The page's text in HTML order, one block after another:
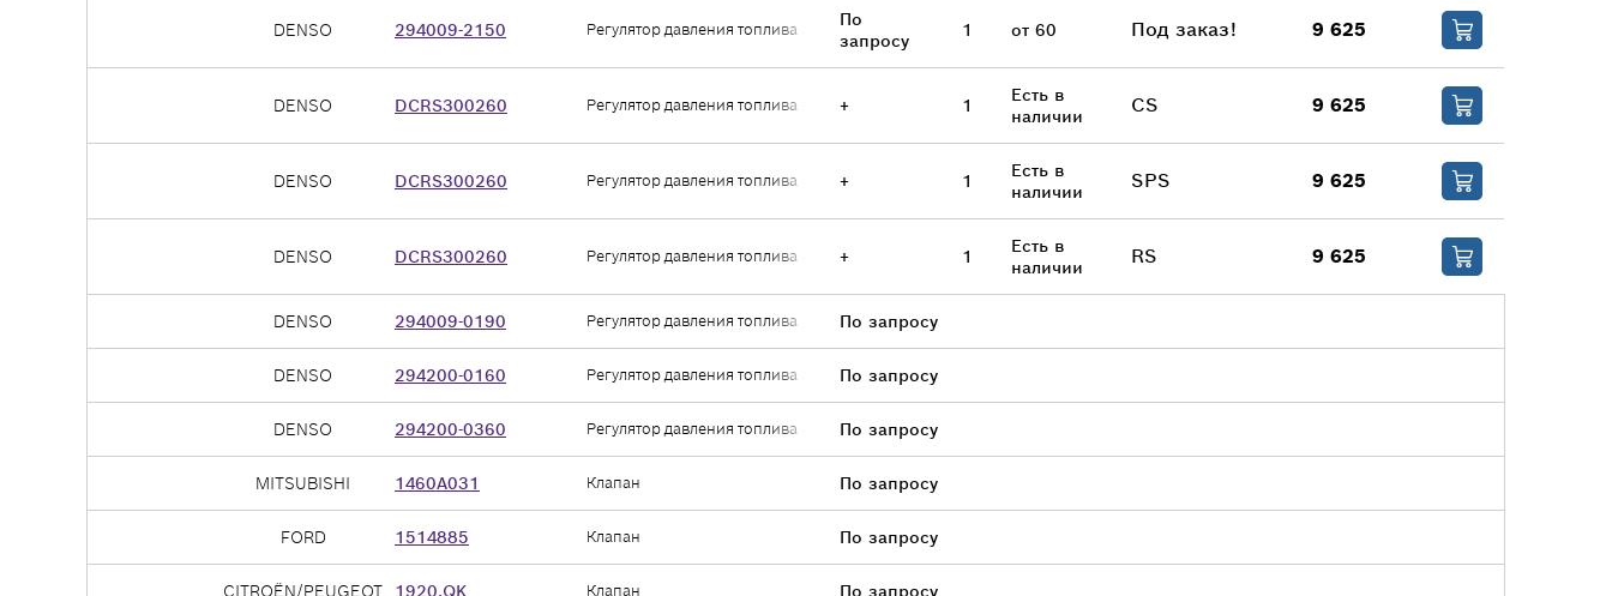
DENSO 294009-2150 Регулятор давления топлива
По
запросу
1 от 60 Под заказ! 9 625
DENSO DCRS300260 Регулятор давления топлива + 1
Есть в
наличии
CS 9 625
DENSO DCRS300260 Регулятор давления топлива + 1
Есть в
наличии
SPS 9 625
DENSO DCRS300260 Регулятор давления топлива + 1
Есть в
наличии
RS 9 625
DENSO 294009-0190 Регулятор давления топлива По запросу
DENSO 294200-0160 Регулятор давления топлива По запросу
DENSO 294200-0360 Регулятор давления топлива По запросу
MITSUBISHI 1460A031 Клапан По запросу
FORD 1514885 Клапан По запросу
CITROËN/PEUGEOT 1920.QK Клапан По запросу